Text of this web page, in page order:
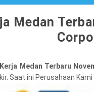
Medan
Medan Terbaru
Saat ini Perusahaan